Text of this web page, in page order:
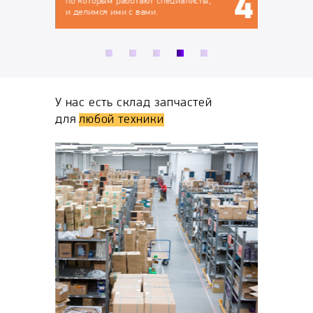
и делимся ими с вами.
У нас есть склад запчастей
длялюбой техники